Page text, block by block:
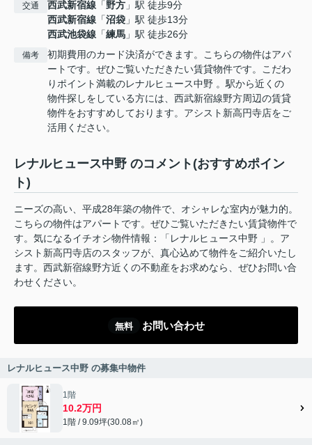
交通 西武新宿線 「野方 」駅 徒歩9分
西武新宿線 「沼袋 」駅 徒歩13分
西武池袋線 「練馬 」駅 徒歩26分
備考
初期費用のカード決済ができます。こちらの物件はアパ
ートです。ぜひご覧いただきたい賃貸物件です。こだわ
りポイント満載のレナルヒュース中野 。駅から近くの
物件探しをしている方には、西武新宿線野方周辺の賃貸
物件をおすすめしております。アシスト新高円寺店をご
活用ください。
レナルヒュース中野 のコメント(おすすめポイン
ト)
ニーズの高い、平成28年築の物件で、オシャレな室内が魅力的。
こちらの物件はアパートです。ぜひご覧いただきたい賃貸物件で
す。気になるイチオシ物件情報：「レナルヒュース中野 」。ア
シスト新高円寺店のスタッフが、真心込めて物件をご紹介いたし
ます。西武新宿線野方近くの不動産をお求めなら、ぜひお問い合
わせください。
無料 お問い合わせ
レナルヒュース中野 の募集中物件
1階
10.2万円
1階 / 9.09坪(30.08㎡)